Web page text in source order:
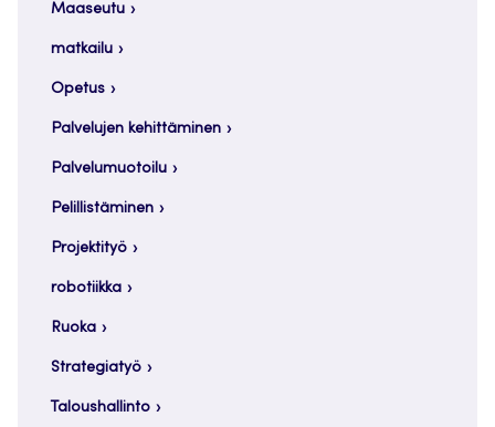
Maaseutu
matkailu
Opetus
Palvelujen kehittäminen
Palvelumuotoilu
Pelillistäminen
Projektityö
robotiikka
Ruoka
Strategiatyö
Taloushallinto